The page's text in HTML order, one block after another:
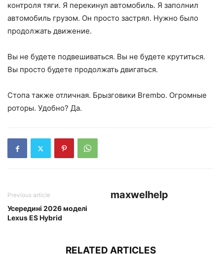
контроля тяги. Я перекинул автомобиль. Я заполнил
автомобиль грузом. Он просто застрял. Нужно было
продолжать движение.
Вы не будете подвешиваться. Вы не будете крутиться.
Вы просто будете продолжать двигаться.
Стопа также отличная. Брызговики Brembo. Огромные
роторы. Удобно? Да.
Previous article
Усередині 2026 моделі
Lexus ES Hybrid
maxwelhelp
RELATED ARTICLES